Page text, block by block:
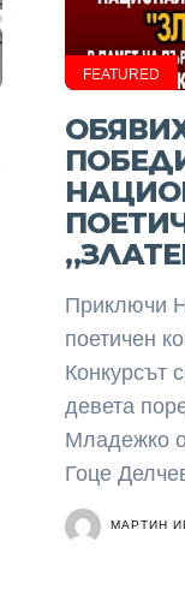
FEATURED
Приключи
поетичен
Конкурсът
девета
Младежко
Гоце
МАРТИН